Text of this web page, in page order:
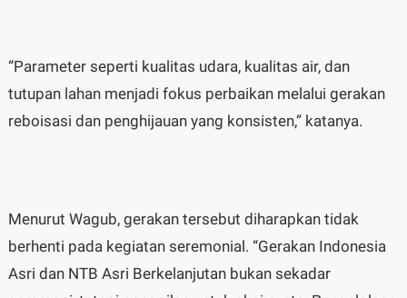
“Parameter seperti kualitas udara, kualitas air, dan
tutupan lahan menjadi fokus perbaikan melalui gerakan
reboisasi dan penghijauan yang konsisten,” katanya.
Menurut Wagub, gerakan tersebut diharapkan tidak
berhenti pada kegiatan seremonial. “Gerakan Indonesia
Asri dan NTB Asri Berkelanjutan bukan sekadar